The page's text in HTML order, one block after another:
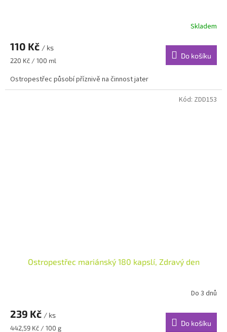
Skladem
110 Kč / ks
Měrná
220 Kč / 100 ml
Do košíku
Ostropestřec působí příznivě na činnost jater
Ostropestřec mariánský 180 kapslí, Zdravý den
Do 3 dnů
239 Kč / ks
Měrná
442,59 Kč / 100 g
Do košíku
Kód: ZDD153